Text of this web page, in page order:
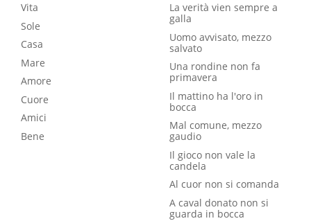
Vita
Sole
Casa
Mare
Amore
Cuore
Amici
Bene
La verità vien sempre a
galla
Uomo avvisato, mezzo
salvato
Una rondine non fa
primavera
Il mattino ha l'oro in
bocca
Mal comune, mezzo
gaudio
Il gioco non vale la
candela
Al cuor non si comanda
A caval donato non si
guarda in bocca